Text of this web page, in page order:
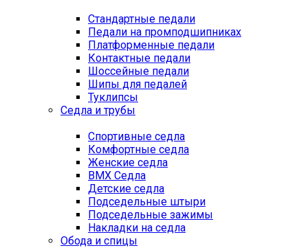
Стандартные педали
Педали на промподшипниках
Платформенные педали
Контактные педали
Шоссейные педали
Шипы для педалей
Туклипсы
Седла и трубы
Спортивные седла
Комфортные седла
Женские седла
BMX Седла
Детские седла
Подседельные штыри
Подседельные зажимы
Накладки на седла
Обода и спицы